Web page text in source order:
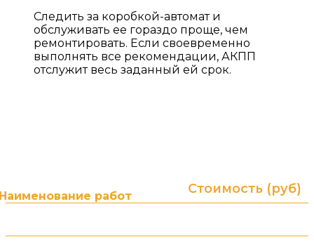
Следить за коробкой-автомат и
обслуживать ее гораздо проще, чем
ремонтировать. Если своевременно
выполнять все рекомендации, АКПП
отслужит весь заданный ей срок.
работ
Стоимость (руб)